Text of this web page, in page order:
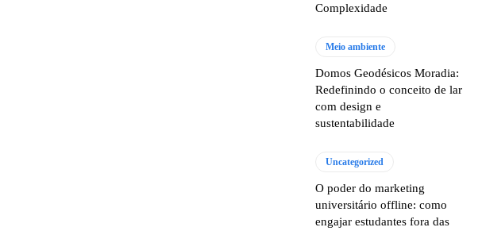
Complexidade
Meio ambiente
Domos Geodésicos Moradia:
Redefinindo o conceito de lar
com design e
sustentabilidade
Uncategorized
O poder do marketing
universitário offline: como
engajar estudantes fora das